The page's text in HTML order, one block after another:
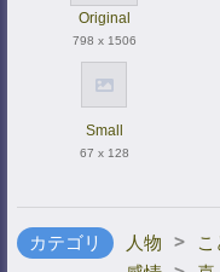
Original
798 x 1506
Small
67 x 128
カテゴリ 人物 > こ